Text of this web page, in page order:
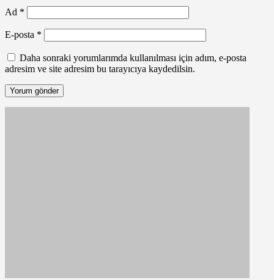
Ad *
E-posta *
Daha sonraki yorumlarımda kullanılması için adım, e-posta
adresim ve site adresim bu tarayıcıya kaydedilsin.